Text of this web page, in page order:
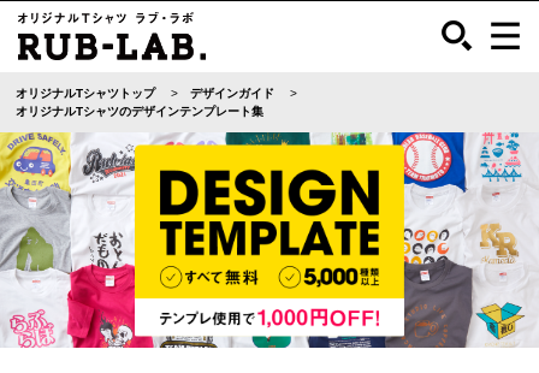
オリジナルTシャツトップ
デザインガイド
オリジナルTシャツのデザインテンプレート集